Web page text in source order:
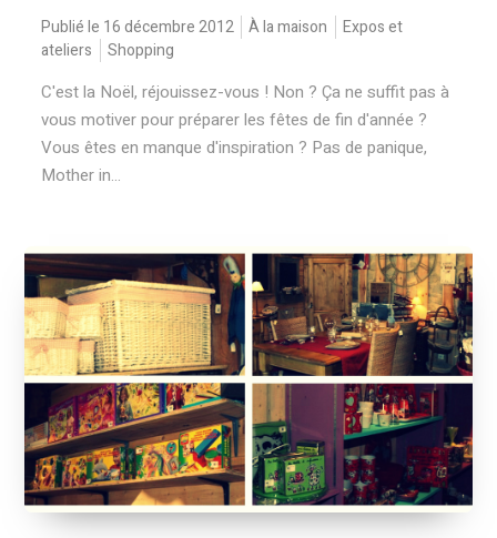
Publié le 16 décembre 2012 À la maison
Expos et
ateliers
Shopping
C'est la Noël, réjouissez-vous ! Non ? Ça ne suffit pas à
vous motiver pour préparer les fêtes de fin d'année ?
Vous êtes en manque d'inspiration ? Pas de panique,
Mother in...